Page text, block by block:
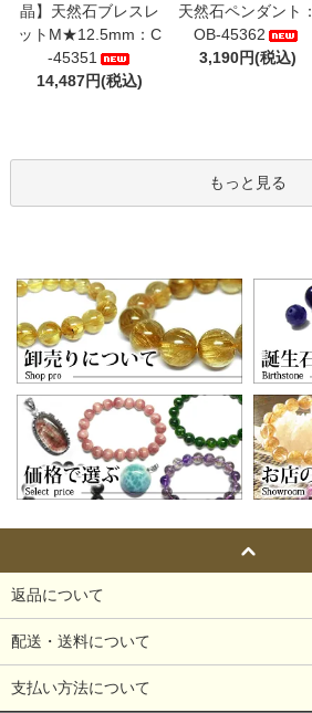
晶】天然石ブレスレ
ットM★12.5mm：C
-45351
14,487円(税込)
天然石ペンダント：
OB-45362
3,190円(税込)
もっと見る
返品について
配送・送料について
支払い方法について